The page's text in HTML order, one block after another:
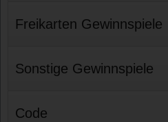
Freikarten Gewinnspiele
Sonstige Gewinnspiele
Code